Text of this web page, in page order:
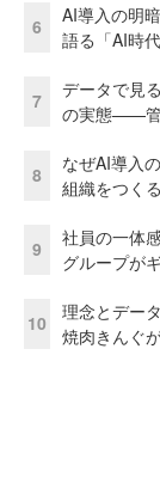
6
AI導入の明
語る「AI時
7
データで見
の実態——管
8
なぜAI導入
組織をつく
9
社員の一体
グループが
10
理念とデー
焼肉きんぐ